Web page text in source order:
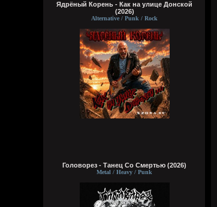
Ядрёный Корень - Как на улице Донской
(2026)
Alternative / Punk / Rock
Головорез - Tанец Со Смертью (2026)
Metal / Heavy / Punk